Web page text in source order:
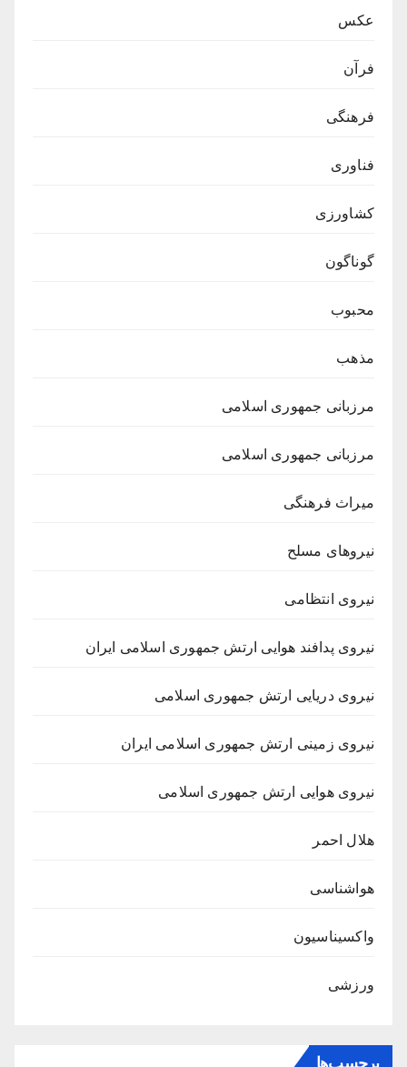
عکس
فرآن
فرهنگی
فناوری
کشاورزی
گوناگون
محبوب
مذهب
مرزبانی جمهوری اسلامی
مرزبانی جمهوری اسلامی
میراث فرهنگی
نیروهای مسلح
نیروی انتظامی
نیروی پدافند هوایی ارتش جمهوری اسلامی ایران
نیروی دریایی ارتش جمهوری اسلامی
نیروی زمینی ارتش جمهوری اسلامی ایران
نیروی هوایی ارتش جمهوری اسلامی
هلال احمر
هواشناسی
واکسیناسیون
ورزشی